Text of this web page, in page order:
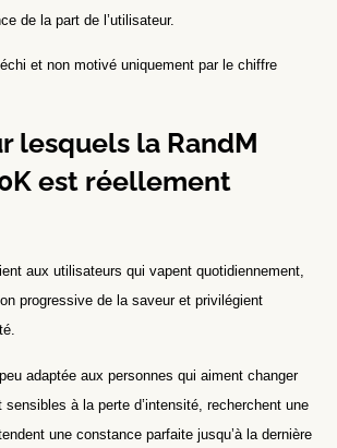
de la part de l’utilisateur.
et non motivé uniquement par le chiffre
lesquels la RandM
est réellement
aux utilisateurs qui vapent quotidiennement,
progressive de la saveur et privilégient
adaptée aux personnes qui aiment changer
à la perte d’intensité, recherchent une
une constance parfaite jusqu’à la dernière